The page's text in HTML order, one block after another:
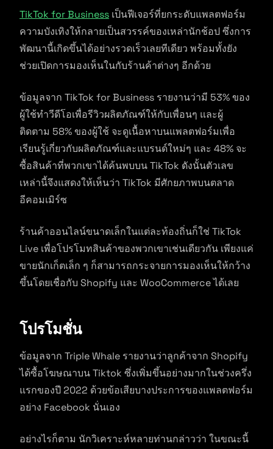
TikTok for Business เป็นฟีเจอร์ที่ยกระดับแพลตฟอร์ม
ความบังเทิงให้กลายเป็นสวรรค์ของเหล่านักช้อป ซึ่งการ
พัฒนานี้เกิดขึ้นได้อย่างรวดเร็วเลยทีเดียว พร้อมทั้งยัง
ช่วยเปิดการมองเห็นในกับร้านค้าต่างๆ อีกด้วย
ข้อมูลจาก TikTok for Business รายงานว่ามี 53% ของ
ผู้ใช้ทำวีดีโอเพื่อรีวิวผลิตภัณฑ์ให้กับเพื่อนๆ และผู้
ติดตาม 58% ของผู้ใช้ จะดูเนื้อหาบนแพลตฟอร์มเพื่อ
เรียนรู้เกี่ยวกับผลิตภัณฑ์และแบรนด์ใหม่ๆ และ 48% จะ
ซื้อสินค้าที่พวกเขาได้ค้นพบบน TikTok ดังนั้นตัวเลข
เหล่านี้จึงแสดงให้เห็นว่า TikTok มีศักยภาพบนตลาด
อีคอมเมิร์ซ
ร้านค้าออนไลน์ขนาดเล็กในแต่ละท้องถิ่นก็ใช่ TikTok
Live เพื่อโปรโมทสินค้าของพวกเขาเช่นเดียวกัน เพียงแค่
ขายนักเก็ตเล็ก ๆ ก็สามารถกระจายการมองเห็นให้กว้าง
ขึ้นโดยเชื่อกับ Shopify และ WooCommerce ได้เลย
โปรโมชั่น
ข้อมูลจาก Triple Whale รายงานว่าลูกค้าจาก Shopify
ได้ซื้อโฆษณาบน Tiktok ซึ่งเพิ่มขึ้นอย่างมากในช่วงครึ่ง
แรกของปี 2022 ด้วยข้อเสียบางประการของแพลตฟอร์ม
อย่าง Facebook นั่นเอง
อย่างไรก็ตาม นักวิเคราะห์หลายท่านกล่าวว่า ในขณะนี้